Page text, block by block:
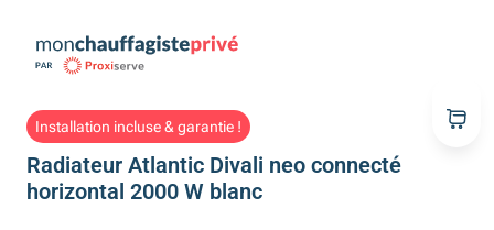
Installation incluse & garantie !
Radiateur Atlantic Divali neo connecté
horizontal 2000 W blanc